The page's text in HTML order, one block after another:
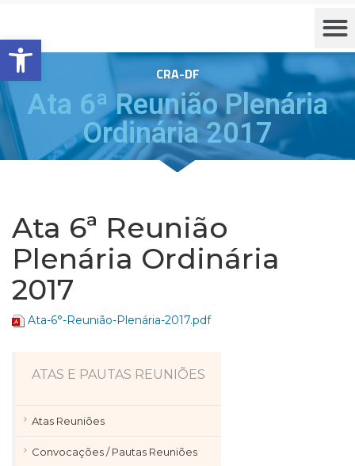
Barra de Ferramentas Aberta
CRA-DF
Ata 6ª Reunião Plenária
Ordinária 2017
Ata 6ª Reunião
Plenária Ordinária
2017
Ata-6°-Reunião-Plenária-2017.pdf
ATAS E PAUTAS REUNIÕES
Atas Reuniões
Convocações / Pautas Reuniões